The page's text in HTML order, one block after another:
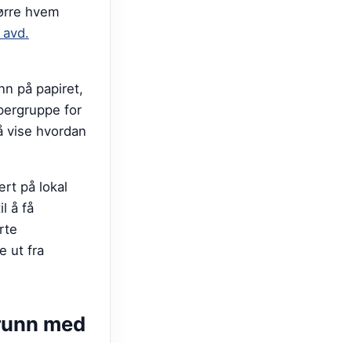
hvem
på papiret,
for
vise hvordan
på lokal
å få
ut fra
med